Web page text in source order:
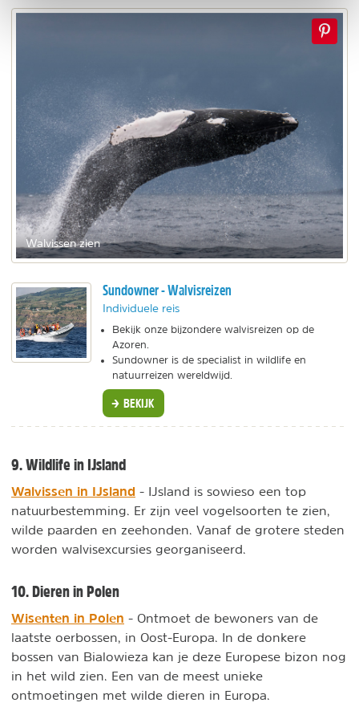
Walvissen zien
Sundowner - Walvisreizen
Individuele reis
Bekijk onze bijzondere walvisreizen op de
Azoren.
Sundowner is de specialist in wildlife en
natuurreizen wereldwijd.
BEKIJK
9. Wildlife in IJsland
Walvissen in IJsland - IJsland is sowieso een top
natuurbestemming. Er zijn veel vogelsoorten te zien,
wilde paarden en zeehonden. Vanaf de grotere steden
worden walvisexcursies georganiseerd.
10. Dieren in Polen
Wisenten in Polen - Ontmoet de bewoners van de
laatste oerbossen, in Oost-Europa. In de donkere
bossen van Bialowieza kan je deze Europese bizon nog
in het wild zien. Een van de meest unieke
ontmoetingen met wilde dieren in Europa.